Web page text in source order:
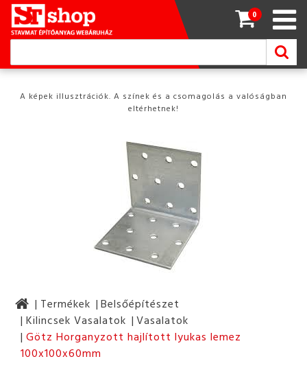
0
A képek illusztrációk. A színek és a csomagolás a valóságban
eltérhetnek!
Termékek
Belsőépítészet
Kilincsek Vasalatok
Vasalatok
Götz Horganyzott hajlított lyukas lemez
100x100x60mm